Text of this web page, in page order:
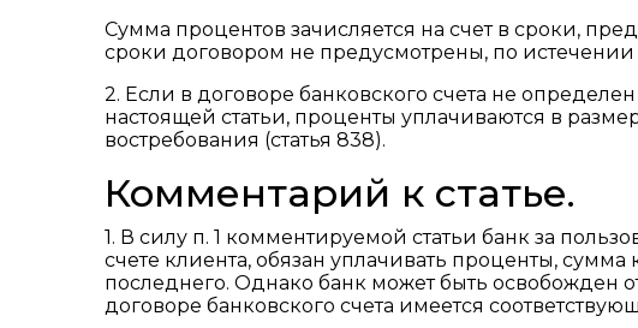
Сумма процентов зачисляется на счет в сроки,
сроки договором не предусмотрены, по истечении
2. Если в договоре банковского счета не
настоящей статьи, проценты уплачиваются в
востребования (статья 838).
Комментарий к статье.
1. В силу п. 1 комментируемой статьи банк за
счете клиента, обязан уплачивать проценты,
последнего. Однако банк может быть освобожден
договоре банковского счета имеется